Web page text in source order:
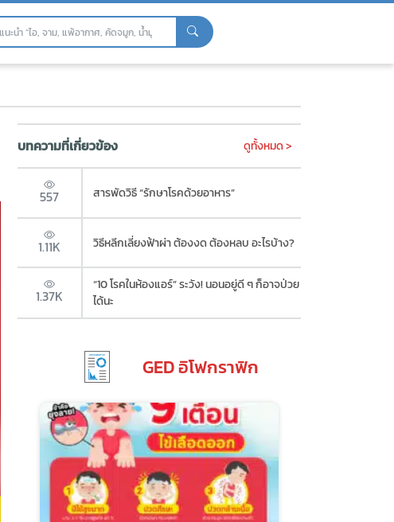
บทความที่เกี่ยวข้อง ดูทั้งหมด >
557 สารพัดวิธี “รักษาโรคด้วยอาหาร”
1.11K วิธีหลีกเลี่ยงฟ้าผ่า ต้องงด ต้องหลบ อะไรบ้าง?
1.37K
“10 โรคในห้องแอร์” ระวัง! นอนอยู่ดี ๆ ก็อาจป่วย
ได้นะ
GED อิโฟกราฟิก